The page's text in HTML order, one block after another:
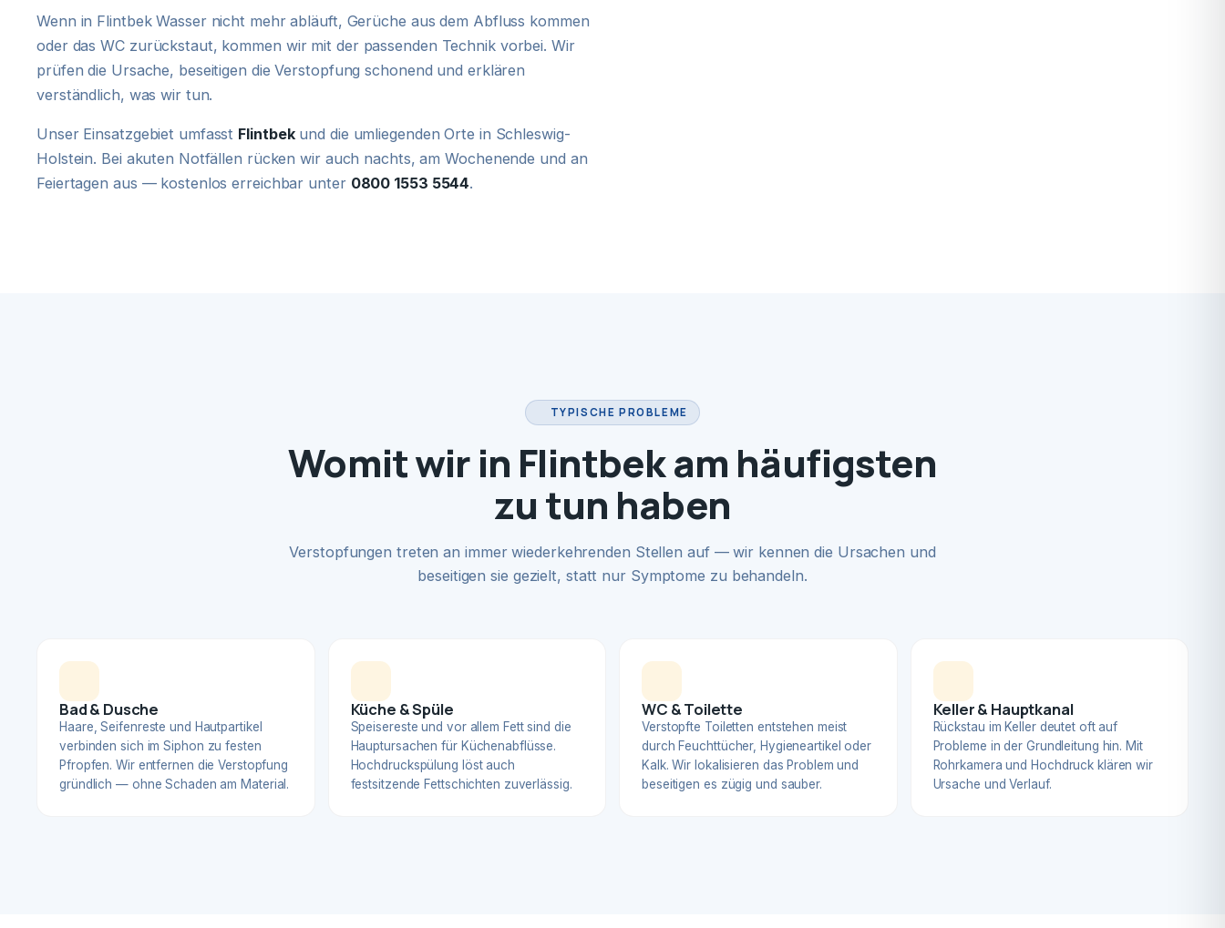
Wenn in Flintbek Wasser nicht mehr abläuft, Gerüche aus dem Abfluss kommen
oder das WC zurückstaut, kommen wir mit der passenden Technik vorbei. Wir
prüfen die Ursache, beseitigen die Verstopfung schonend und erklären
verständlich, was wir tun.
Unser Einsatzgebiet umfasst Flintbekund die umliegenden Orte in Schleswig-
Holstein. Bei akuten Notfällen rücken wir auch nachts, am Wochenende und an
Feiertagen aus — kostenlos erreichbar unter 0800 1553 5544.
TYPISCHE PROBLEME
Womit wir in Flintbek am häufigsten
zu tun haben
Verstopfungen treten an immer wiederkehrenden Stellen auf — wir kennen die Ursachen und
beseitigen sie gezielt, statt nur Symptome zu behandeln.
Bad & Dusche
Haare, Seifenreste und Hautpartikel
verbinden sich im Siphon zu festen
Pfropfen. Wir entfernen die Verstopfung
gründlich — ohne Schaden am Material.
Küche & Spüle
Speisereste und vor allem Fett sind die
Hauptursachen für Küchenabflüsse.
Hochdruckspülung löst auch
festsitzende Fettschichten zuverlässig.
WC & Toilette
Verstopfte Toiletten entstehen meist
durch Feuchttücher, Hygieneartikel oder
Kalk. Wir lokalisieren das Problem und
beseitigen es zügig und sauber.
Keller & Hauptkanal
Rückstau im Keller deutet oft auf
Probleme in der Grundleitung hin. Mit
Rohrkamera und Hochdruck klären wir
Ursache und Verlauf.